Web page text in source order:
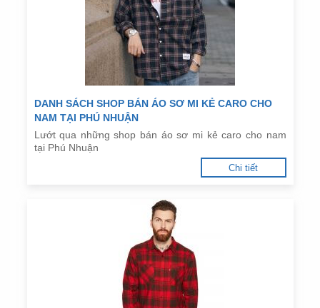
DANH SÁCH SHOP BÁN ÁO SƠ MI KẺ CARO CHO
NAM TẠI PHÚ NHUẬN
Lướt qua những shop bán áo sơ mi kẻ caro cho nam
tại Phú Nhuận
Chi tiết